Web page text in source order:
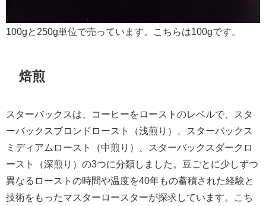
100gと250g単位で売っています。こちらは100gです。
焙煎
スターバックスは、コーヒーをローストのレベルで、スタ
ーバックスブロンドロースト（浅煎り）、スターバックス
ミディアムロースト（中煎り）、スターバックスダークロ
ースト（深煎り）の3つに分類しました。豆ごとに少しずつ
異なるローストの時間や温度を40年もの蓄積された経験と
技術をもったマスターロースターが探求しています。こち